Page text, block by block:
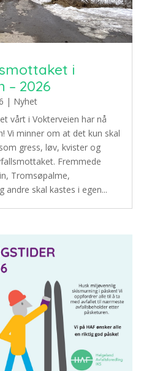
i
– 2026
| Nyhet
vårt i Vokterveien har nå
Vi minner om at det kun skal
gress, løv, kvister og
Fremmede
Tromsøpalme,
andre skal kastes i egen...